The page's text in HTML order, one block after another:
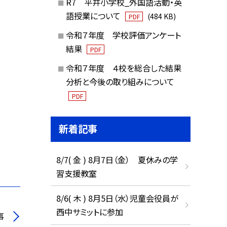
語授業について
PDF (484 KB)
令和７年度 学校評価アンケート
結果
PDF
令和７年度 ４校を総合した結果
分析と今後の取り組みについて
PDF
新着記事
8/7( 金 ) 8月7日（金） 夏休みの学
習支援教室
8/6( 木 ) 8月5日（水）児童会役員が
西中サミットに参加